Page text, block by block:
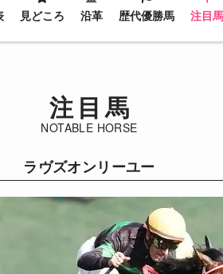
見どころ 沿革 歴代優勝馬 注目馬
注目馬
NOTABLE HORSE
ラヴズオンリーユー